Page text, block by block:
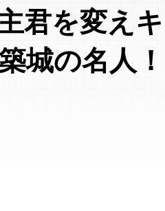
君を変え
城の名人！